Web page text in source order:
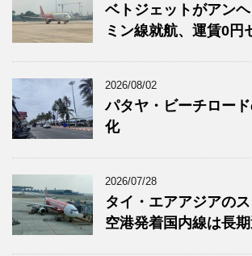
ベトジェットがアン
ミン線就航、運賃0円
2026/08/02
パタヤ・ビーチロー
化
2026/07/28
タイ・エアアジアの
空港発着国内線は長